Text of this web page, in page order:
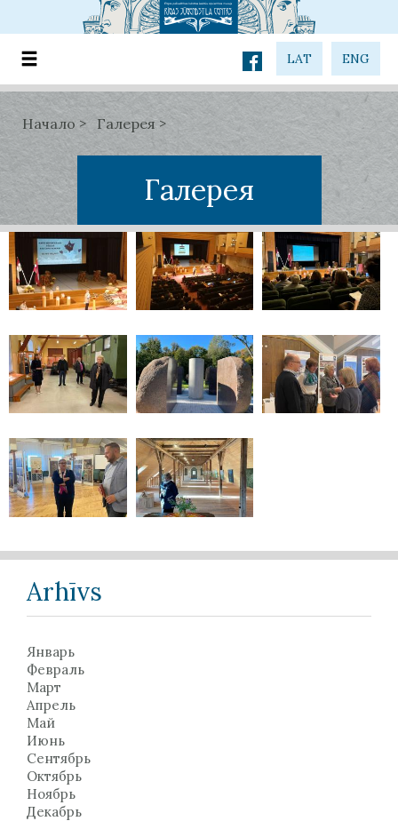
LAT ENG
Начало Галерея
Галерея
Arhīvs
Январь
Февраль
Март
Апрель
Май
Июнь
Сентябрь
Октябрь
Ноябрь
Декабрь